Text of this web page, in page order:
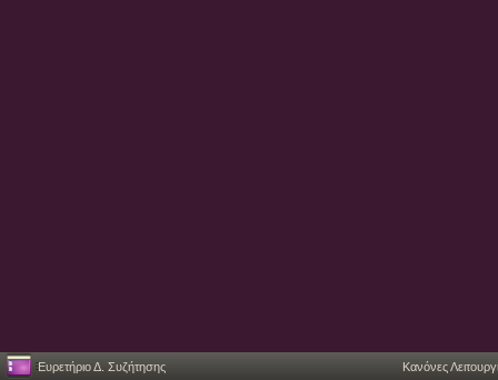
Ευρετήριο Δ. Συζήτησης Κανόνες